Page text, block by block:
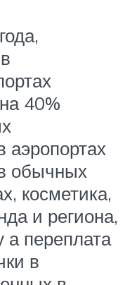
40%
аэропортах
обычных
косметика,
и региона,
переплата
в